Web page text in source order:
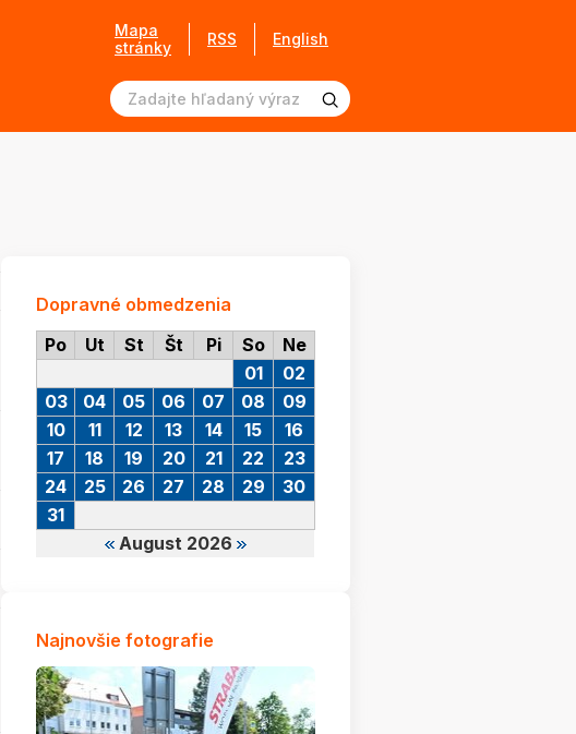
Mapa
stránky
RSS English
Dopravné obmedzenia
Po
Ut St Št Pi So Ne
August 2026
01
02
03
04 05 06 07 08
09
10
11 12 13 14 15
16
17
18 19 20 21 22
23
24
25 26 27 28 29
30
31
Najnovšie fotografie